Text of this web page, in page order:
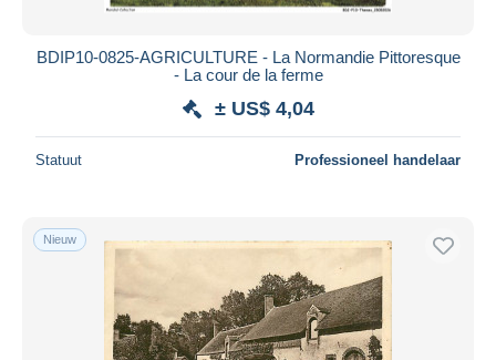
BDIP10-0825-AGRICULTURE - La Normandie Pittoresque
- La cour de la ferme
± US$ 4,04
Statuut Professioneel handelaar
Nieuw